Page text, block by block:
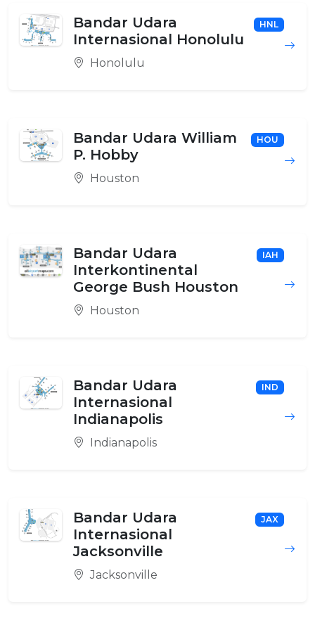
Bandar Udara
Internasional Honolulu
HNL
Honolulu
Bandar Udara William
P. Hobby
HOU
Houston
Bandar Udara
Interkontinental
George Bush Houston
IAH
Houston
Bandar Udara
Internasional
Indianapolis
IND
Indianapolis
Bandar Udara
Internasional
Jacksonville
JAX
Jacksonville